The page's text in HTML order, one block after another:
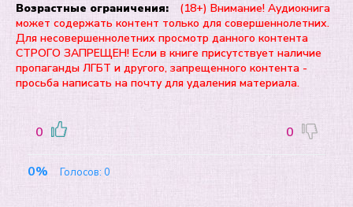
Возрастные ограничения:
(18+) Внимание! Аудиокнига
может содержать контент только для совершеннолетних.
Для несовершеннолетних просмотр данного контента
СТРОГО ЗАПРЕЩЕН! Если в книге присутствует наличие
пропаганды ЛГБТ и другого, запрещенного контента -
просьба написать на почту для удаления материала.
0 0
0% Голосов: 0